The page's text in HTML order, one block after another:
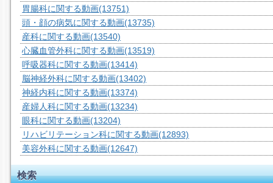
胃腸科に関する動画(13751)
頭・顔の病気に関する動画(13735)
産科に関する動画(13540)
心臓血管外科に関する動画(13519)
呼吸器科に関する動画(13414)
脳神経外科に関する動画(13402)
神経内科に関する動画(13374)
産婦人科に関する動画(13234)
眼科に関する動画(13204)
リハビリテーション科に関する動画(12893)
美容外科に関する動画(12647)
検索